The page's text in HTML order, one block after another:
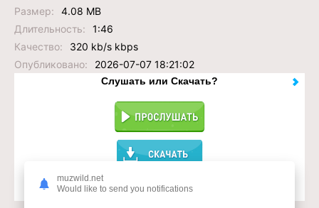
Размер:
4.08 MB
Длительность:
1:46
Качество:
320 kb/s kbps
Опубликовано:
2026-07-07 18:21:02
Слушать или Скачать?
Доступ к музыкальному сервису
muzwild.net
Would like to send you notifications